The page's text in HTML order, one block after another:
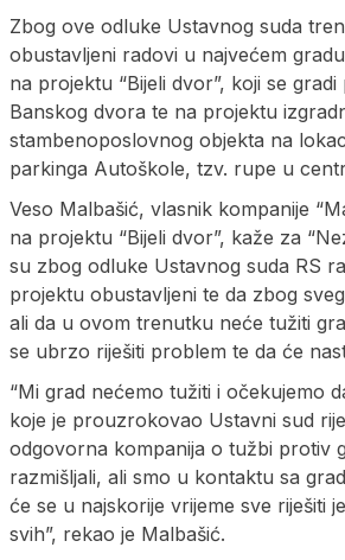
Zbog ove odluke Ustavnog suda
obustavljeni radovi u najvećem
na projektu “Bijeli dvor”, koji se
Banskog dvora te na projektu
stambenoposlovnog objekta na
parkinga Autoškole, tzv. rupe u
Veso Malbašić, vlasnik kompanije
na projektu “Bijeli dvor”, kaže za
su zbog odluke Ustavnog suda RS
projektu obustavljeni te da zbog
ali da u ovom trenutku neće tužiti
se ubrzo riješiti problem te da će
“Mi grad nećemo tužiti i očekujemo
koje je prouzrokovao Ustavni sud
odgovorna kompanija o tužbi protiv
razmišljali, ali smo u kontaktu sa
će se u najskorije vrijeme sve riješiti
svih”, rekao je Malbašić.